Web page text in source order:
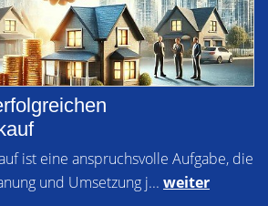
ist eine anspruchsvolle Aufgabe, die
und Umsetzung j... weiter